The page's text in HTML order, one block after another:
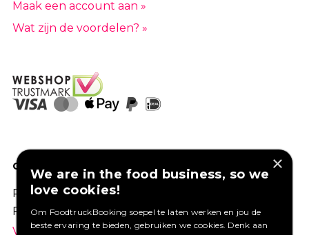
Maak een account aan »
Wat zijn de voordelen? »
GOED VERZEKERD ONDERNEMEN?
Profiteer van een aantrekkelijke premie via
Foodtruckbooking.
Vraag een offerte aan.
×
We are in the food business, so we
love cookies!
Om FoodtruckBooking soepel te laten werken en jou de
beste ervaring te bieden, gebruiken we cookies. Denk aan